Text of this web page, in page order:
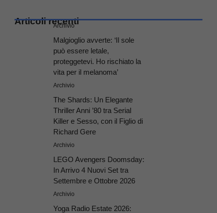
Articoli recenti
Archivio
Malgioglio avverte: ‘Il sole
può essere letale,
proteggetevi. Ho rischiato la
vita per il melanoma’
Archivio
The Shards: Un Elegante
Thriller Anni ’80 tra Serial
Killer e Sesso, con il Figlio di
Richard Gere
Archivio
LEGO Avengers Doomsday:
In Arrivo 4 Nuovi Set tra
Settembre e Ottobre 2026
Archivio
Yoga Radio Estate 2026: